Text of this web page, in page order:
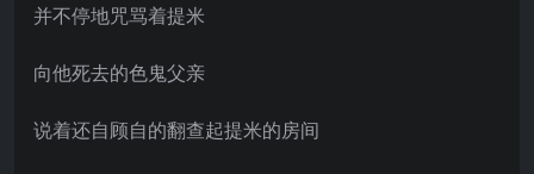
并不停地咒骂着提米
向他死去的色鬼父亲
说着还自顾自的翻查起提米的房间